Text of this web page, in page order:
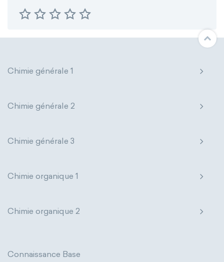
Chimie générale 1
Chimie générale 2
Chimie générale 3
Chimie organique 1
Chimie organique 2
Connaissance Base